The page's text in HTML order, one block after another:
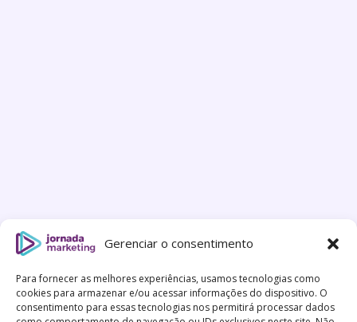
Gerenciar o consentimento
Para fornecer as melhores experiências, usamos tecnologias como
cookies para armazenar e/ou acessar informações do dispositivo. O
consentimento para essas tecnologias nos permitirá processar dados